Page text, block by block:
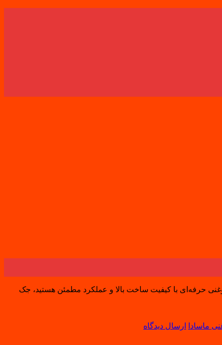
حرفه‌ای با کیفیت ساخت بالا و عملکرد مطمئن هستید، جک
ماسادا
ارسال دیدگاه